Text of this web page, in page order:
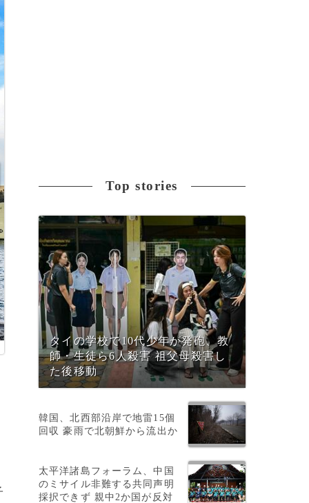
Top stories
タイの学校で10代少年が発砲、教
師・生徒ら6人殺害 祖父母殺害し
た後移動
韓国、北西部沿岸で地雷15個
回収 豪雨で北朝鮮から流出か
太平洋諸島フォーラム、中国
のミサイル非難する共同声明
採択できず 親中2か国が反対